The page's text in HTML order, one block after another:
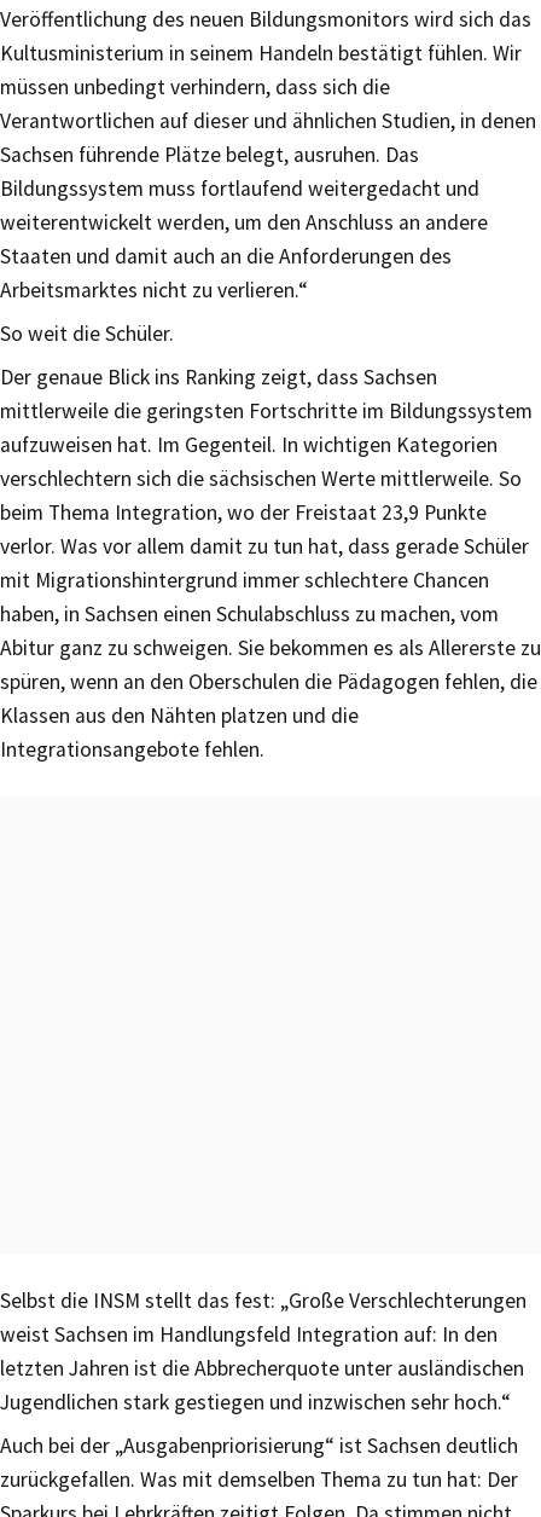
Veröffentlichung des neuen Bildungsmonitors wird sich das
Kultusministerium in seinem Handeln bestätigt fühlen. Wir
müssen unbedingt verhindern, dass sich die
Verantwortlichen auf dieser und ähnlichen Studien, in denen
Sachsen führende Plätze belegt, ausruhen. Das
Bildungssystem muss fortlaufend weitergedacht und
weiterentwickelt werden, um den Anschluss an andere
Staaten und damit auch an die Anforderungen des
Arbeitsmarktes nicht zu verlieren.“
So weit die Schüler.
Der genaue Blick ins Ranking zeigt, dass Sachsen
mittlerweile die geringsten Fortschritte im Bildungssystem
aufzuweisen hat. Im Gegenteil. In wichtigen Kategorien
verschlechtern sich die sächsischen Werte mittlerweile. So
beim Thema Integration, wo der Freistaat 23,9 Punkte
verlor. Was vor allem damit zu tun hat, dass gerade Schüler
mit Migrationshintergrund immer schlechtere Chancen
haben, in Sachsen einen Schulabschluss zu machen, vom
Abitur ganz zu schweigen. Sie bekommen es als Allererste zu
spüren, wenn an den Oberschulen die Pädagogen fehlen, die
Klassen aus den Nähten platzen und die
Integrationsangebote fehlen.
Selbst die INSM stellt das fest: „Große Verschlechterungen
weist Sachsen im Handlungsfeld Integration auf: In den
letzten Jahren ist die Abbrecherquote unter ausländischen
Jugendlichen stark gestiegen und inzwischen sehr hoch.“
Auch bei der „Ausgabenpriorisierung“ ist Sachsen deutlich
zurückgefallen. Was mit demselben Thema zu tun hat: Der